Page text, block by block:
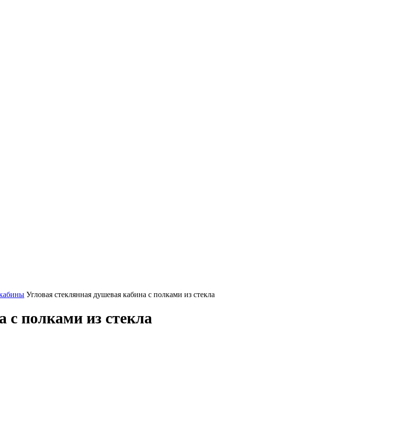
Угловая стеклянная душевая кабина с полками из стекла
с полками из стекла